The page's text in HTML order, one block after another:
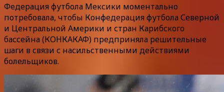
Федерация футбола Мексики моментально
потребовала, чтобы Конфедерация футбола Северной
и Центральной Америки и стран Карибского
бассейна (КОНКАКАФ) предприняла решительные
шаги в связи с насильственными действиями
болельщиков.